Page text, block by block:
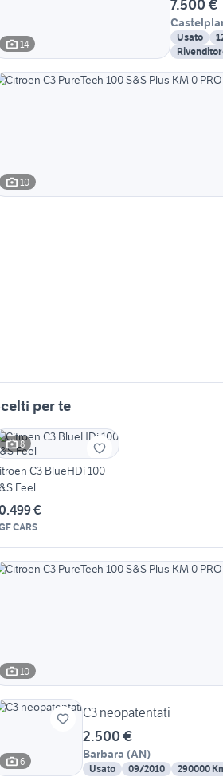
14
7.500 €
Usato
10
per te
8
C3 BlueHDi 100
Feel
€
CARS
10
6
C3 neopatentati
2.500 €
Barbara (AN)
Usato 09/2010 290000